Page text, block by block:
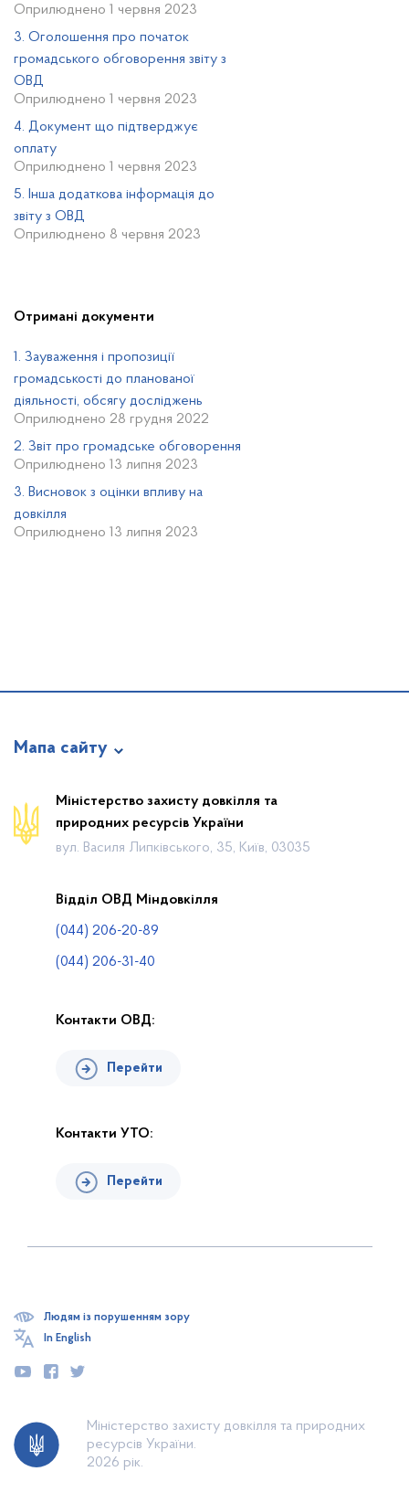
Оприлюднено 1 червня 2023
3. Оголошення про початок
громадського обговорення звіту з
ОВД
Оприлюднено 1 червня 2023
4. Документ що підтверджує
оплату
Оприлюднено 1 червня 2023
5. Інша додаткова інформація до
звіту з ОВД
Оприлюднено 8 червня 2023
Отримані документи
1. Зауваження і пропозиції
громадськості до планованої
діяльності, обсягу досліджень
Оприлюднено 28 грудня 2022
2. Звіт про громадське обговорення
Оприлюднено 13 липня 2023
3. Висновок з оцінки впливу на
довкілля
Оприлюднено 13 липня 2023
Мапа сайту
Новини
Календар громадських слухань
Законодавча база
Пошук по Реєстру
Карта планової діяльності
Контакти
Міністерство захисту довкілля та
природних ресурсів України
вул. Василя Липківського, 35, Київ, 03035
Відділ ОВД Міндовкілля
(044) 206-20-89
(044) 206-31-40
Контакти ОВД:
Перейти
Контакти УТО:
Перейти
Міністерство захисту довкілля та природних
ресурсів України.
2026 рік.
Людям із порушенням зору
In English